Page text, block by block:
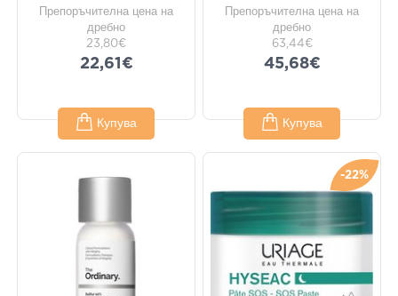
Препоръчителна цена на
дребно
23,80€
22,61€
Купува
Препоръчителна цена на
дребно
63,44€
45,68€
Купува
-22%